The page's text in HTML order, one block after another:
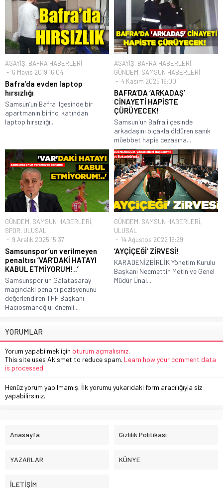
ASAYİŞ, BAFRA HABERLERİ
6 Mayıs 2019 16:04
Bafra’da evden laptop
hırsızlığı
Samsun’un Bafra ilçesinde bir
apartmanın birinci katından
laptop hırsızlığı...
ASAYİŞ, BAFRA HABERLERİ,
GÜNDEM, SAMSUN HABERLERİ
4 Kasım 2025 19:00
BAFRA’DA ‘ARKADAŞ’
CİNAYETİ HAPİSTE
ÇÜRÜYECEK!
Samsun'un Bafra ilçesinde
arkadaşını bıçakla öldüren sanık
müebbet hapis cezasına...
GÜNDEM, SAMSUN HABERLERİ,
SPOR, ULUSAL
9 Aralık 2025 15:37
Samsunspor’un verilmeyen
penaltısı ‘VAR’DAKİ HATAYI
KABUL ETMİYORUM!..’
Samsunspor'un Galatasaray
maçındaki penaltı pozisyonunu
değerlendiren TFF Başkanı
Hacıosmanoğlu, önemli...
GÜNDEM, SAMSUN HABERLERİ,
ULUSAL
14 Ağustos 2022 16:29
‘AYÇİÇEĞİ’ ZİRVESİ!
KARADENİZBİRLİK Yönetim Kurulu
Başkanı Necmettin Metin ve Genel
Müdür Ünal...
YORUMLAR
Yorum yapabilmek için oturum açmalısınız.
This site uses Akismet to reduce spam. Learn how your comment data
is processed.
Henüz yorum yapılmamış. İlk yorumu yukarıdaki form aracılığıyla siz
yapabilirsiniz.
Anasayfa Gizlilik Politikası
YAZARLAR KÜNYE
İLETİŞİM